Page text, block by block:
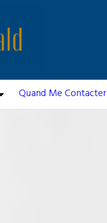
Quand Me Contacter